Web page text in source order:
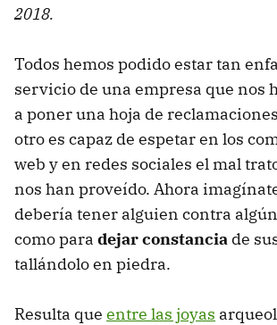
2018.
Todos hemos podido estar tan
servicio de una empresa que nos
a poner una hoja de
otro es capaz de espetar en los
web y en redes sociales el mal
nos han proveído. Ahora
debería tener alguien contra
como para dejar constancia de
tallándolo en piedra.
Resulta que entre las joyas